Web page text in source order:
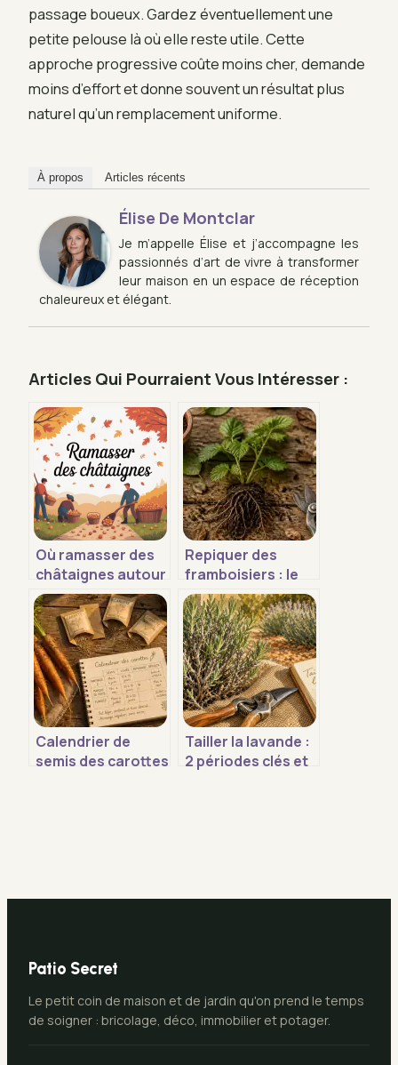
passage boueux. Gardez éventuellement une
petite pelouse là où elle reste utile. Cette
approche progressive coûte moins cher, demande
moins d’effort et donne souvent un résultat plus
naturel qu’un remplacement uniforme.
À propos Articles récents
Élise De Montclar
Je m’appelle Élise et j’accompagne les
passionnés d’art de vivre à transformer
leur maison en un espace de réception
chaleureux et élégant.
Articles Qui Pourraient Vous Intéresser :
Où ramasser des
châtaignes autour
de vous sans
perdre votre
temps
Repiquer des
framboisiers : le
calendrier idéal et
4 étapes pour une
reprise garantie
Calendrier de
semis des carottes
Tailler la lavande :
2 périodes clés et
Patio Secret
Le petit coin de maison et de jardin qu'on prend le temps
de soigner : bricolage, déco, immobilier et potager.